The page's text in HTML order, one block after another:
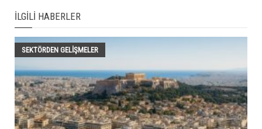
İLGILI HABERLER
SEKTÖRDEN GELIŞMELER